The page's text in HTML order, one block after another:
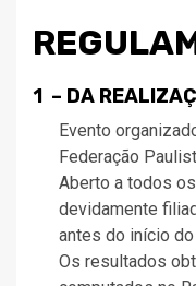
1 – DA
Evento
Federação
Aberto a todos
devidamente
antes do início
Os resultados